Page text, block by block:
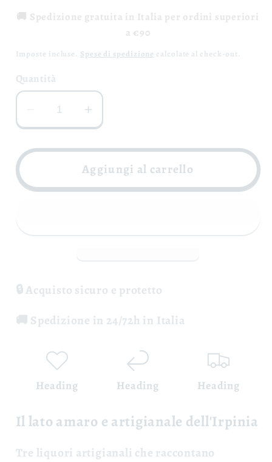
listino
🚚 Spedizione gratuita in Italia per ordini superiori
a €90
Imposte incluse. Spese di spedizione calcolate al check-out.
Quantità
Diminuisci
quantità
per
Amari
Aumenta
quantità
per
Tre
Aggiungi al carrello
🔒 Acquisto sicuro e protetto
🚚 Spedizione in 24/72h in Italia
Heading Heading Heading
Il lato amaro e artigianale dell'Irpinia
Tre liquori artigianali che raccontano